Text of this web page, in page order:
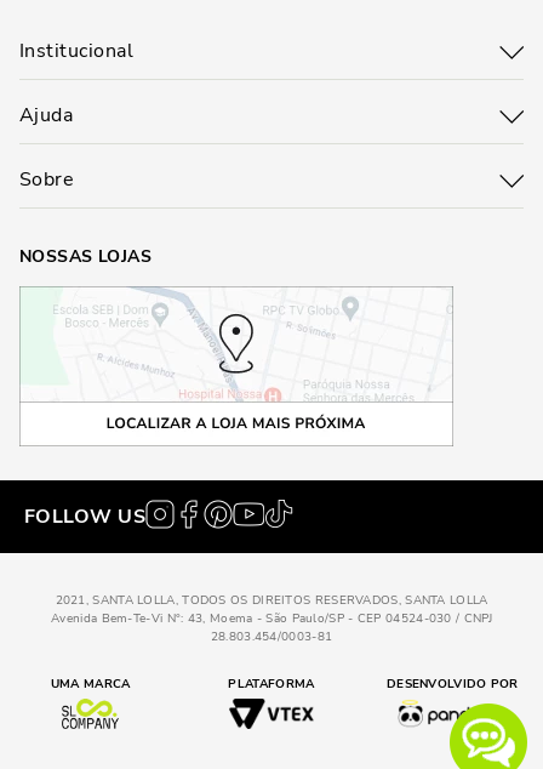
Institucional
Ajuda
Sobre
NOSSAS LOJAS
FOLLOW US
2021, SANTA LOLLA, TODOS OS DIREITOS RESERVADOS, SANTA LOLLA
Avenida Bem-Te-Vi N°: 43, Moema - São Paulo/SP - CEP 04524-030 / CNPJ
28.803.454/0003-81
UMA MARCA PLATAFORMA DESENVOLVIDO POR